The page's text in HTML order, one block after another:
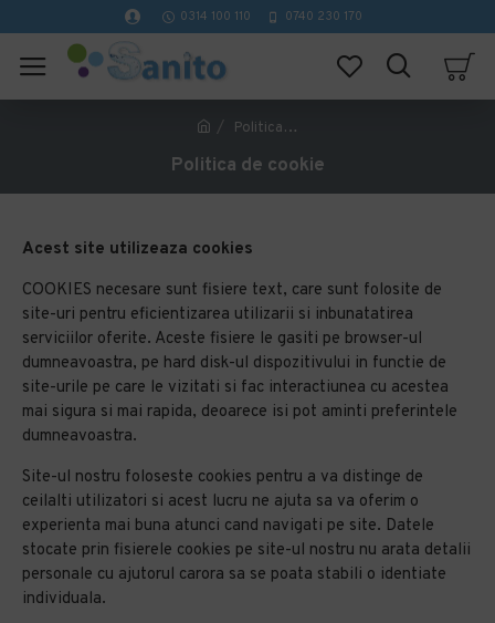
0314 100 110 0740 230 170
Politica de cookie
Politica de cookie
Acest site utilizeaza cookies
COOKIES necesare sunt fisiere text, care sunt folosite de
site-uri pentru eficientizarea utilizarii si inbunatatirea
serviciilor oferite. Aceste fisiere le gasiti pe browser-ul
dumneavoastra, pe hard disk-ul dispozitivului in functie de
site-urile pe care le vizitati si fac interactiunea cu acestea
mai sigura si mai rapida, deoarece isi pot aminti preferintele
dumneavoastra.
Site-ul nostru foloseste cookies pentru a va distinge de
ceilalti utilizatori si acest lucru ne ajuta sa va oferim o
experienta mai buna atunci cand navigati pe site. Datele
stocate prin fisierele cookies pe site-ul nostru nu arata detalii
personale cu ajutorul carora sa se poata stabili o identiate
individuala.